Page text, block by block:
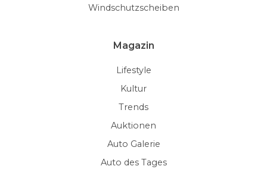
Windschutzscheiben
Magazin
Lifestyle
Kultur
Trends
Auktionen
Auto Galerie
Auto des Tages